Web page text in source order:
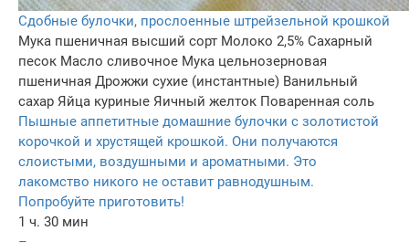
Сдобные булочки, прослоенные штрейзельной крошкой
Мука пшеничная высший сорт Молоко 2,5% Сахарный
песок Масло сливочное Мука цельнозерновая
пшеничная Дрожжи сухие (инстантные) Ванильный
сахар Яйца куриные Яичный желток Поваренная соль
Пышные аппетитные домашние булочки с золотистой
корочкой и хрустящей крошкой. Они получаются
слоистыми, воздушными и ароматными. Это
лакомство никого не оставит равнодушным.
Попробуйте приготовить!
1 ч. 30 мин
–